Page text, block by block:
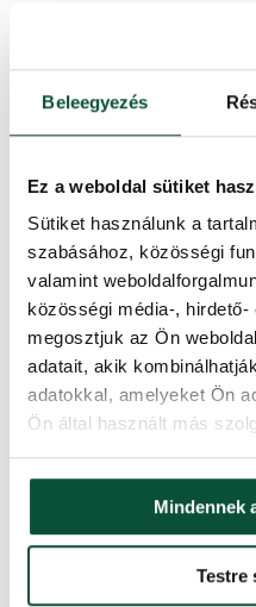
Beleegyezés
Ez a weboldal sütiket
Sütiket használunk a
szabásához, közösségi
valamint
közösségi média-,
megosztjuk az Ön
adatait, akik
adatokkal, amelyeket Ön
Ön által használt más
Mindennek
Testre
Kinyitás típusa
Súly (netto)
Alkotóelemek száma
Súly (brutto)
Állvány (a csomag
Csomag 1
Ártörténet